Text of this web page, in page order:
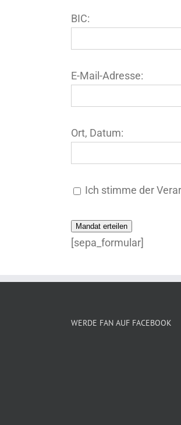
BIC:
E-Mail-Adresse:
Ort, Datum:
Ich stimme der
Mandat erteilen
[sepa_formular]
WERDE FAN AUF FACEBOOK